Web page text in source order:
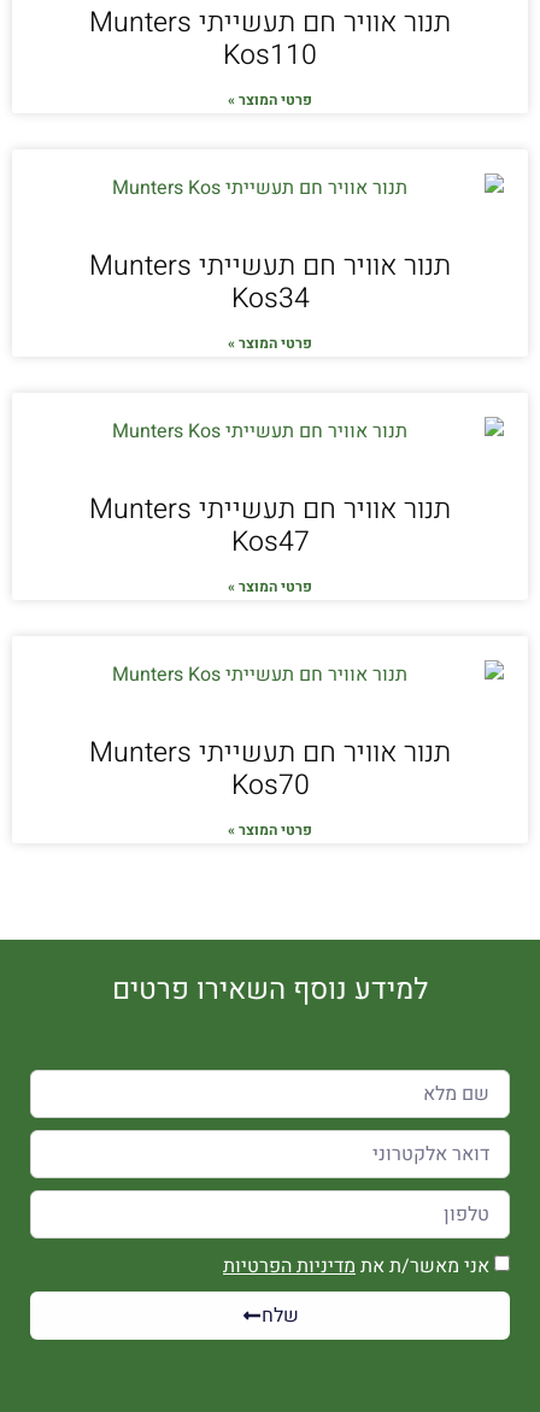
תנור אוויר חם תעשייתי Munters
Kos110
פרטי המוצר »
תנור אוויר חם תעשייתי Munters
Kos34
פרטי המוצר »
תנור אוויר חם תעשייתי Munters
Kos47
פרטי המוצר »
תנור אוויר חם תעשייתי Munters
Kos70
פרטי המוצר »
למידע נוסף השאירו פרטים
אני מאשר/ת את מדיניות הפרטיות
שלח